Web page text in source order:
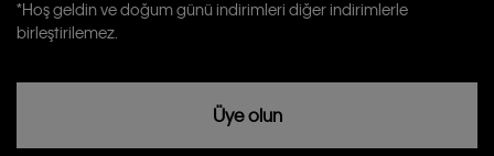
rızam vardır
*Hoş geldin ve doğum günü indirimleri diğer indirimlerle
birleştirilemez.
Üye olun